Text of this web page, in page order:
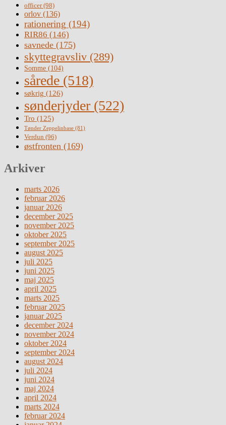
officer(98)
orlov (136)
rationering (194)
RIR86 (146)
savnede (175)
skyttegravsliv (289)
Somme (104)
sårede (518)
søkrig (126)
sønderjyder (522)
Tro (125)
Tønder Zeppelinbase (81)
Verdun (96)
østfronten (169)
Arkiver
marts 2026
februar 2026
januar 2026
december 2025
november 2025
oktober 2025
september 2025
august 2025
juli 2025
juni 2025
maj 2025
april 2025
marts 2025
februar 2025
januar 2025
december 2024
november 2024
oktober 2024
september 2024
august 2024
juli 2024
juni 2024
maj 2024
april 2024
marts 2024
februar 2024